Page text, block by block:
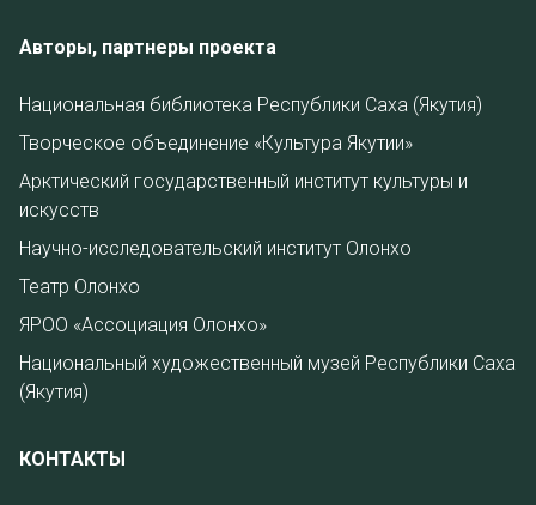
Авторы, партнеры проекта
Национальная библиотека Республики Саха (Якутия)
Творческое объединение «Культура Якутии»
Арктический государственный институт культуры и
искусств
Научно-исследовательский институт Олонхо
Театр Олонхо
ЯРОО «Ассоциация Олонхо»
Национальный художественный музей Республики Саха
(Якутия)
КОНТАКТЫ